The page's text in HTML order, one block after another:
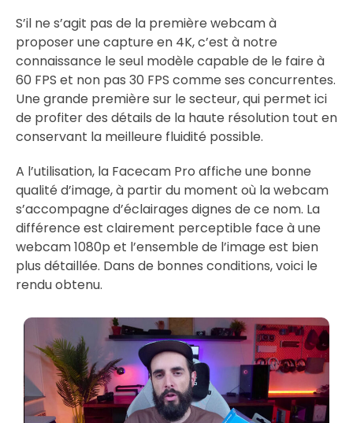
S’il ne s’agit pas de la première webcam à
proposer une capture en 4K, c’est à notre
connaissance le seul modèle capable de le faire à
60 FPS et non pas 30 FPS comme ses concurrentes.
Une grande première sur le secteur, qui permet ici
de profiter des détails de la haute résolution tout en
conservant la meilleure fluidité possible.
A l’utilisation, la Facecam Pro affiche une bonne
qualité d’image, à partir du moment où la webcam
s’accompagne d’éclairages dignes de ce nom. La
différence est clairement perceptible face à une
webcam 1080p et l’ensemble de l’image est bien
plus détaillée. Dans de bonnes conditions, voici le
rendu obtenu.